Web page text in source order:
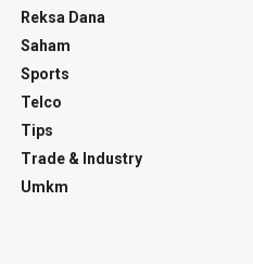
Reksa Dana
Saham
Sports
Telco
Tips
Trade & Industry
Umkm